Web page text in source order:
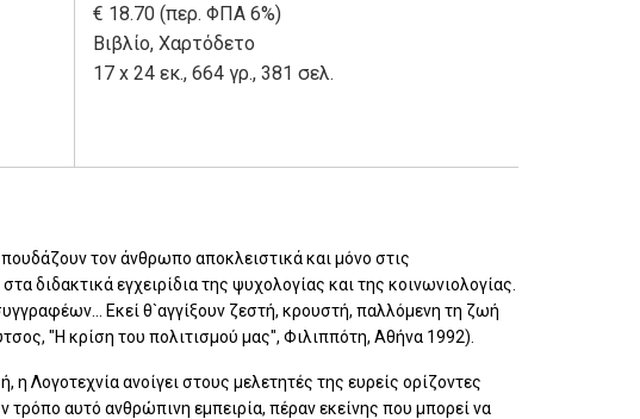
€ 18.70 (περ. ΦΠΑ 6%)
Βιβλίο, Χαρτόδετο
17 x 24 εκ., 664 γρ., 381 σελ.
τον άνθρωπο αποκλειστικά και μόνο στις
διδακτικά εγχειρίδια της ψυχολογίας και της κοινωνιολογίας.
Εκεί θ`αγγίξουν ζεστή, κρουστή, παλλόμενη τη ζωή
"Η κρίση του πολιτισμού μας", Φιλιππότη, Αθήνα 1992).
Λογοτεχνία ανοίγει στους μελετητές της ευρείς ορίζοντες
αυτό ανθρώπινη εμπειρία, πέραν εκείνης που μπορεί να